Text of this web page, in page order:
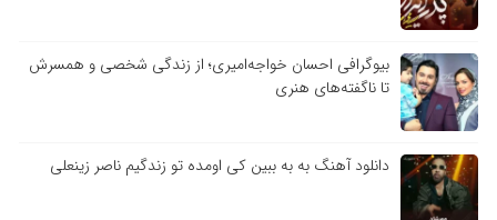
بیوگرافی احسان خواجه‌امیری؛ از زندگی شخصی و همسرش
تا ناگفته‌های هنری
دانلود آهنگ به به ببین کی اومده تو زندگیم ناصر زینعلی